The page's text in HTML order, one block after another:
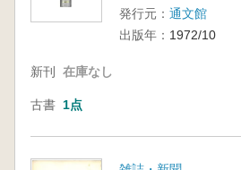
発行元： 通文館
出版年： 1972/10
新刊 在庫なし
古書 1点